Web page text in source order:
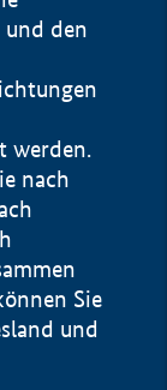
den
werden.
nach
Sie
und